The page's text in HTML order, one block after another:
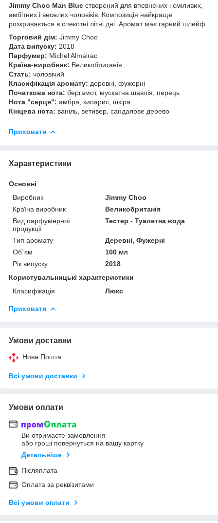
Jimmy Choo Man Blue створений для впевнених і сміливих,
амбітних і веселих чоловіків. Композиція найкраще
розкривається в спекотні літні дні. Аромат має гарний шлейф.
Торговий дім: Jimmy Choo
Дата випуску: 2018
Парфумер: Michel Almairac
Країна-виробник: Великобританія
Стать: чоловічий
Класифікація аромату: деревні, фужерні
Початкова нота: бергамот, мускатна шавлія, перець
Нота "серця": амбра, кипарис, шкіра
Кінцева нота: ваніль, ветивер, сандалове дерево
Приховати
Характеристики
Основні
Виробник
Jimmy Choo
Країна виробник
Великобританія
Вид парфумерної
продукції
Тестер - Туалетна вода
Тип аромату
Деревні, Фужерні
Об`єм
100 мл
Рік випуску
2018
Користувальницькі характеристики
Класифікація
Люкс
Приховати
Умови доставки
Нова Пошта
Всі умови доставки
Умови оплати
Ви отримаєте замовлення
або гроші повернуться на вашу картку
Детальніше
Післяплата
Оплата за реквізитами
Всі умови оплати